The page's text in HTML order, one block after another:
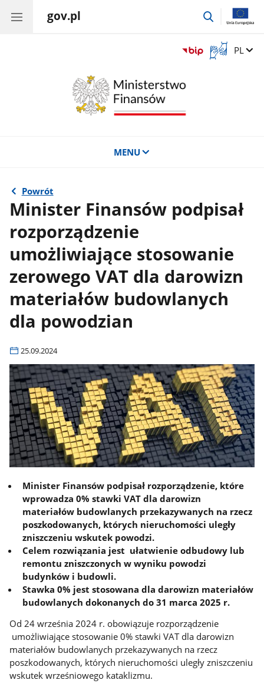
gov.pl
przejdź
Otwórz
okno
Zmień
PL
MENU
Powrót
Minister Finansów podpisał
rozporządzenie
umożliwiające stosowanie
zerowego VAT dla darowizn
materiałów budowlanych
dla powodzian
25.09.2024
Minister Finansów podpisał rozporządzenie, które
wprowadza 0% stawki VAT dla darowizn
materiałów budowlanych przekazywanych na rzecz
poszkodowanych, których nieruchomości uległy
zniszczeniu wskutek powodzi.
Celem rozwiązania jest ułatwienie odbudowy lub
remontu zniszczonych w wyniku powodzi
budynków i budowli.
Stawka 0% jest stosowana dla darowizn materiałów
budowlanych dokonanych do 31 marca 2025 r.
Od 24 września 2024 r. obowiązuje rozporządzenie
umożliwiające stosowanie 0% stawki VAT dla darowizn
materiałów budowlanych przekazywanych na rzecz
poszkodowanych, których nieruchomości uległy zniszczeniu
wskutek wrześniowego kataklizmu.